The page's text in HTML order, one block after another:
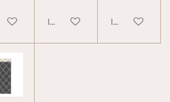
In winkelwagen
In